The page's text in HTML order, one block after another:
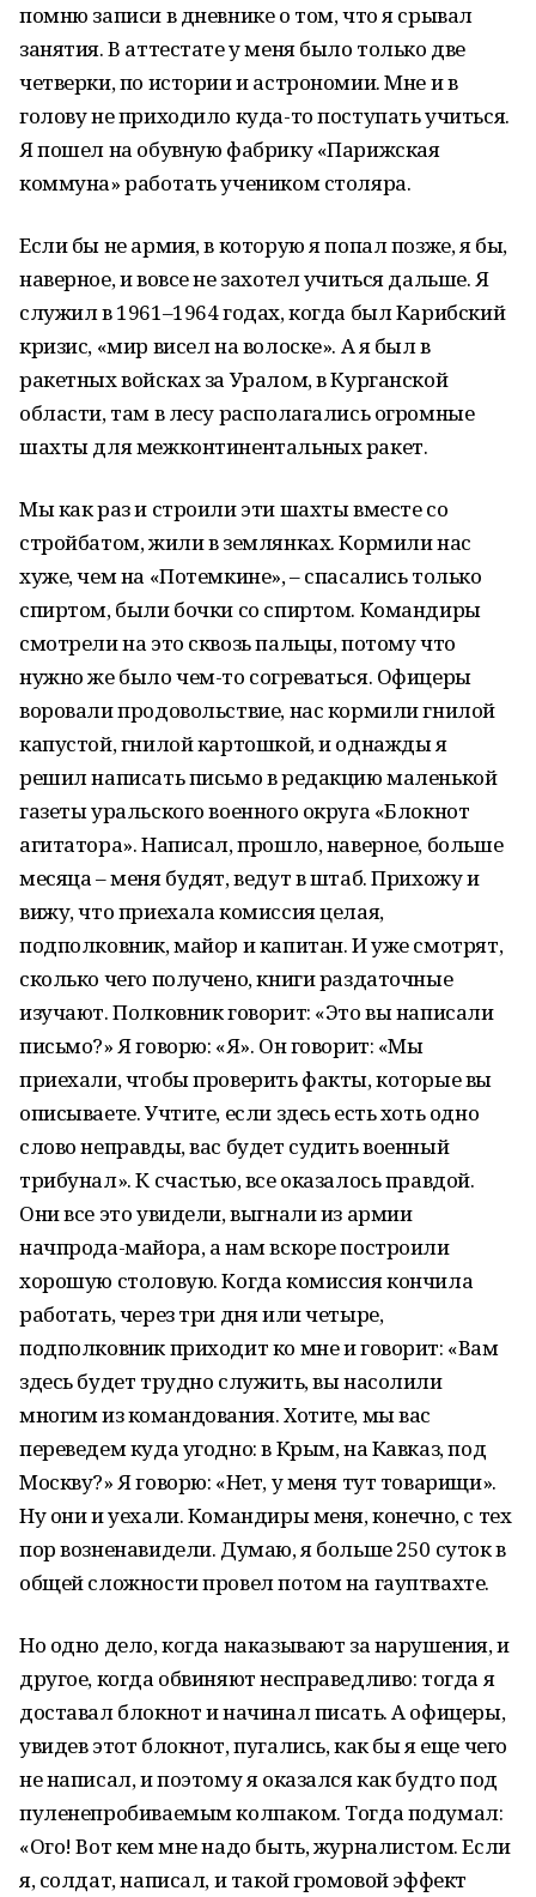
помню записи в дневнике о том, что я срывал
занятия. В аттестате у меня было только две
четверки, по истории и астрономии. Мне и в
голову не приходило куда-то поступать учиться.
Я пошел на обувную фабрику «Парижская
коммуна» работать учеником столяра.
Если бы не армия, в которую я попал позже, я бы,
наверное, и вовсе не захотел учиться дальше. Я
служил в 1961–1964 годах, когда был Карибский
кризис, «мир висел на волоске». А я был в
ракетных войсках за Уралом, в Курганской
области, там в лесу располагались огромные
шахты для межконтинентальных ракет.
Мы как раз и строили эти шахты вместе со
стройбатом, жили в землянках. Кормили нас
хуже, чем на «Потемкине», – спасались только
спиртом, были бочки со спиртом. Командиры
смотрели на это сквозь пальцы, потому что
нужно же было чем-то согреваться. Офицеры
воровали продовольствие, нас кормили гнилой
капустой, гнилой картошкой, и однажды я
решил написать письмо в редакцию маленькой
газеты уральского военного округа «Блокнот
агитатора». Написал, прошло, наверное, больше
месяца – меня будят, ведут в штаб. Прихожу и
вижу, что приехала комиссия целая,
подполковник, майор и капитан. И уже смотрят,
сколько чего получено, книги раздаточные
изучают. Полковник говорит: «Это вы написали
письмо?» Я говорю: «Я». Он говорит: «Мы
приехали, чтобы проверить факты, которые вы
описываете. Учтите, если здесь есть хоть одно
слово неправды, вас будет судить военный
трибунал». К счастью, все оказалось правдой.
Они все это увидели, выгнали из армии
начпрода-майора, а нам вскоре построили
хорошую столовую. Когда комиссия кончила
работать, через три дня или четыре,
подполковник приходит ко мне и говорит: «Вам
здесь будет трудно служить, вы насолили
многим из командования. Хотите, мы вас
переведем куда угодно: в Крым, на Кавказ, под
Москву?» Я говорю: «Нет, у меня тут товарищи».
Ну они и уехали. Командиры меня, конечно, с тех
пор возненавидели. Думаю, я больше 250 суток в
общей сложности провел потом на гауптвахте.
Но одно дело, когда наказывают за нарушения, и
другое, когда обвиняют несправедливо: тогда я
доставал блокнот и начинал писать. А офицеры,
увидев этот блокнот, пугались, как бы я еще чего
не написал, и поэтому я оказался как будто под
пуленепробиваемым колпаком. Тогда подумал:
«Ого! Вот кем мне надо быть, журналистом. Если
я, солдат, написал, и такой громовой эффект